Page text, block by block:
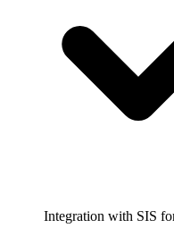
Integration with SIS